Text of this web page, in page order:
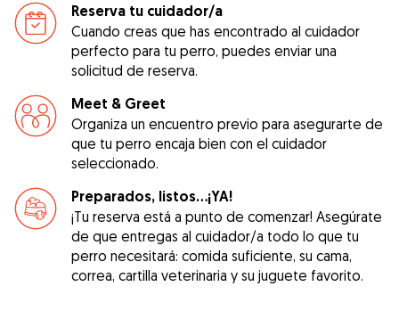
Reserva tu cuidador/a
Cuando creas que has encontrado al cuidador
perfecto para tu perro, puedes enviar una
solicitud de reserva.
Meet & Greet
Organiza un encuentro previo para asegurarte de
que tu perro encaja bien con el cuidador
seleccionado.
Preparados, listos...¡YA!
¡Tu reserva está a punto de comenzar! Asegúrate
de que entregas al cuidador/a todo lo que tu
perro necesitará: comida suficiente, su cama,
correa, cartilla veterinaria y su juguete favorito.